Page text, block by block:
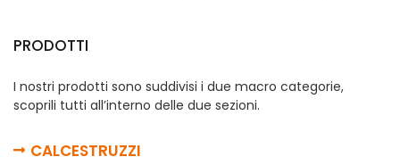
PRODOTTI
I nostri prodotti sono suddivisi i due macro categorie,
scoprili tutti all’interno delle due sezioni.
CALCESTRUZZI